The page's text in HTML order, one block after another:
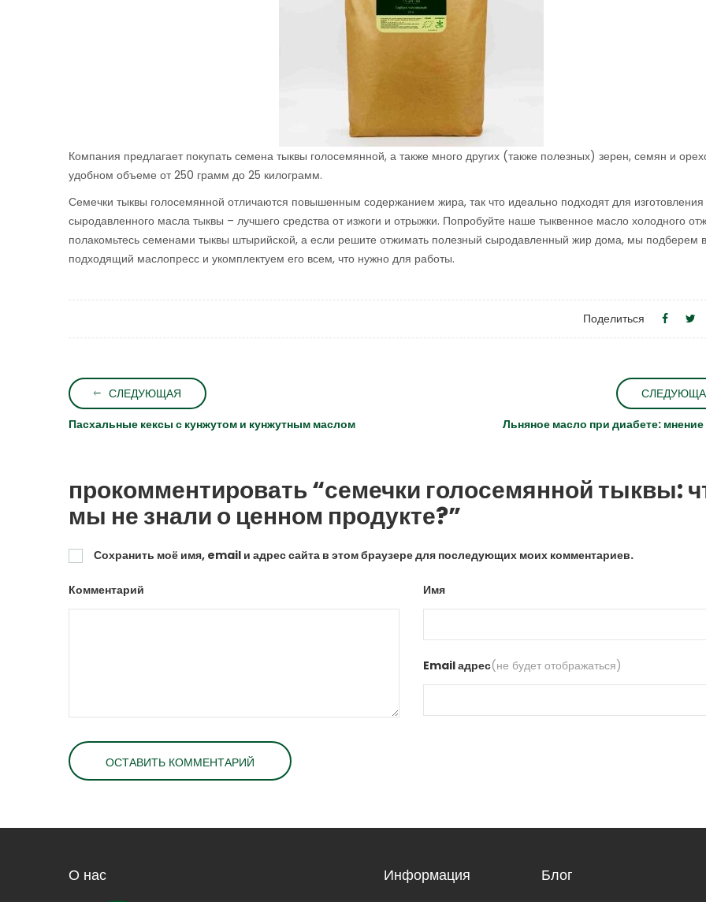
Компания предлагает покупать семена тыквы голосемянной, а также много других (также полезных) зерен, семян и
удобном объеме от 250 грамм до 25 килограмм.
Семечки тыквы голосемянной отличаются повышенным содержанием жира, так что идеально подходят для изготовления
сыродавленного масла тыквы – лучшего средства от изжоги и отрыжки. Попробуйте наше тыквенное масло холодного
полакомьтесь семенами тыквы штырийской, а если решите отжимать полезный сыродавленный жир дома, мы подберем
подходящий маслопресс и укомплектуем его всем, что нужно для работы.
Поделиться
СЛЕДУЮЩАЯ
Пасхальные кексы с кунжутом и кунжутным маслом
Льняное масло при диабете:
прокомментировать “семечки голосемянной тыквы:
мы не знали о ценном продукте?”
Сохранить моё имя, email и адрес сайта в этом браузере для последующих моих комментариев.
Комментарий Имя
Email адрес(не будет отображаться)
О нас Информация Блог